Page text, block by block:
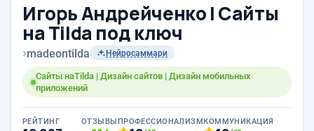
Игорь Андрейченко | Сайты
на Tilda под ключ
›madeontilda Нейросаммари
Сайты наTilda | Дизайн сайтов | Дизайн мобильных
приложений
РЕЙТИНГ ОТЗЫВЫПРОФЕССИОНАЛИЗМКОММУНИКАЦИЯ